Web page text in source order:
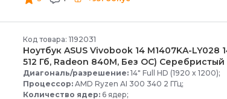
Код товара: 1192031
Ноутбук ASUS Vivobook 14 M1407KA-LY028
512 Гб, Radeon 840M, Без ОС) Серебристый
Диагональ/разрешение: 14" Full HD (1920 x 1200);
Процессор: AMD Ryzen AI 300 340 2 ГГц;
Количество ядер: 6 ядер;